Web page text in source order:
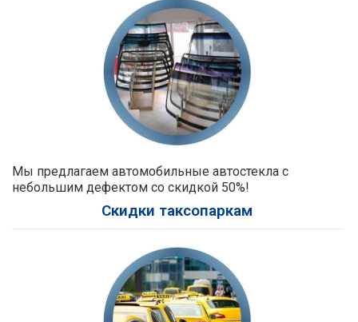
Мы предлагаем автомобильные автостекла с
небольшим дефектом со скидкой 50%!
Скидки таксопаркам